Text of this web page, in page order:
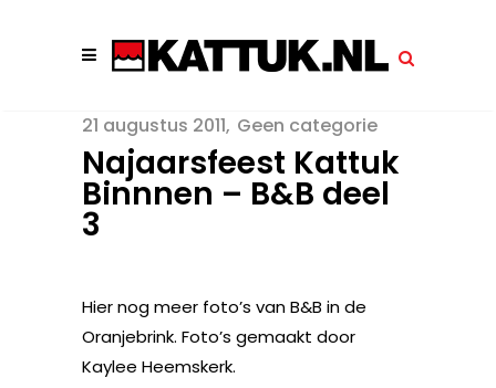
21 augustus 2011 Geen categorie
Najaarsfeest Kattuk
Binnnen – B&B deel
3
Hier nog meer foto’s van B&B in de
Oranjebrink. Foto’s gemaakt door
Kaylee Heemskerk.